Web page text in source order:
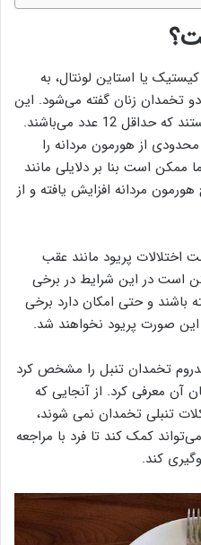
یا استاین لونتال، به
تخمدان زنان گفته می‌شود. این
کیست‌ها تخمک‌های آزاد نشده هستند که حداقل 12 عدد می‌باشند.
از هورمون مردانه را
است بنا بر دلایلی مانند
مردانه افزایش یافته و از
پریود مانند عقب
است در این شرایط در برخی
باشند و حتی امکان دارد برخی
این صورت پریود نخواهند شد.
تخمدان تنبل را مشخص کرد
آن معرفی کرد. از آنجایی که
تنبلی تخمدان نمی شوند،
کمک کند تا فرد با مراجعه
کند.